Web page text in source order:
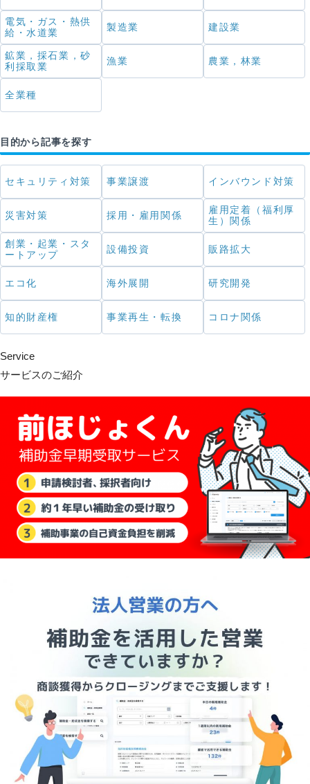
電気・ガス・熱供
給・水道業
製造業 建設業
鉱業，採石業，砂
利採取業
漁業 農業，林業
全業種
目的から記事を探す
セキュリティ対策 事業譲渡 インバウンド対策
災害対策 採用・雇用関係
雇用定着（福利厚
生）関係
創業・起業・スタ
ートアップ
設備投資 販路拡大
エコ化 海外展開 研究開発
知的財産権 事業再生・転換 コロナ関係
Service
サービスのご紹介